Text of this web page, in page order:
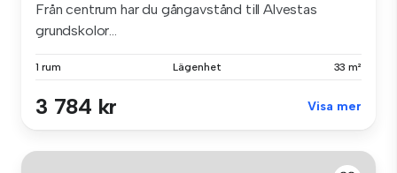
Från centrum har du gångavstånd till Alvestas
grundskolor...
1 rum Lägenhet 33 m²
3 784 kr Visa mer